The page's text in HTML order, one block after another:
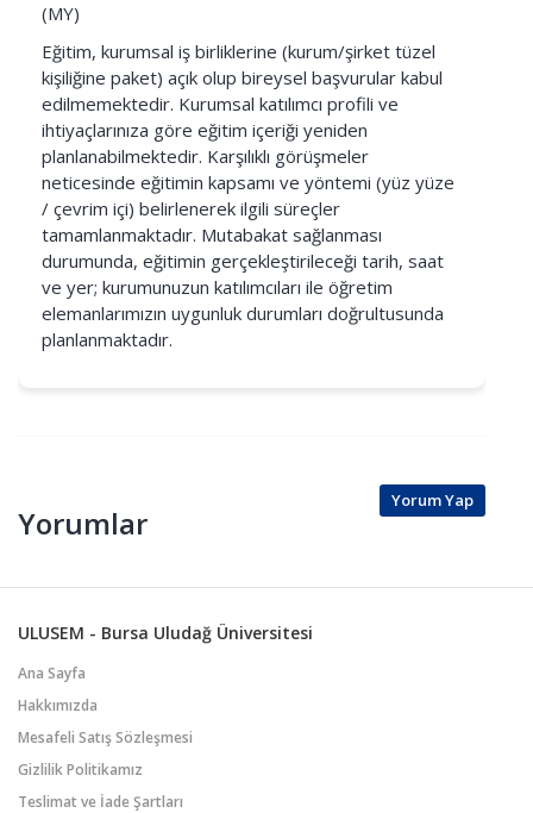
(MY)
Eğitim, kurumsal iş birliklerine (kurum/şirket tüzel
kişiliğine paket) açık olup bireysel başvurular kabul
edilmemektedir. Kurumsal katılımcı profili ve
ihtiyaçlarınıza göre eğitim içeriği yeniden
planlanabilmektedir. Karşılıklı görüşmeler
neticesinde eğitimin kapsamı ve yöntemi (yüz yüze
/ çevrim içi) belirlenerek ilgili süreçler
tamamlanmaktadır. Mutabakat sağlanması
durumunda, eğitimin gerçekleştirileceği tarih, saat
ve yer; kurumunuzun katılımcıları ile öğretim
elemanlarımızın uygunluk durumları doğrultusunda
planlanmaktadır.
Yorumlar
Yorum Yap
ULUSEM - Bursa Uludağ Üniversitesi
Ana Sayfa
Hakkımızda
Mesafeli Satış Sözleşmesi
Gizlilik Politikamız
Teslimat ve İade Şartları